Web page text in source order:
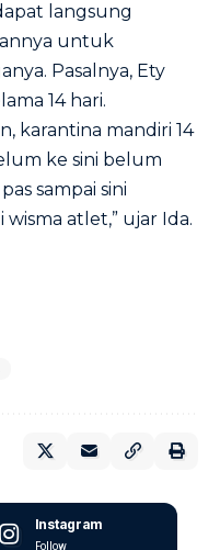
langsung
untuk
Pasalnya, Ety
14 hari.
karantina mandiri 14
ke sini belum
sampai sini
atlet,” ujar Ida.
Instagram
Follow